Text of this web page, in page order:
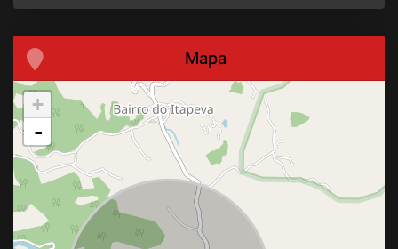
Mapa
+
-